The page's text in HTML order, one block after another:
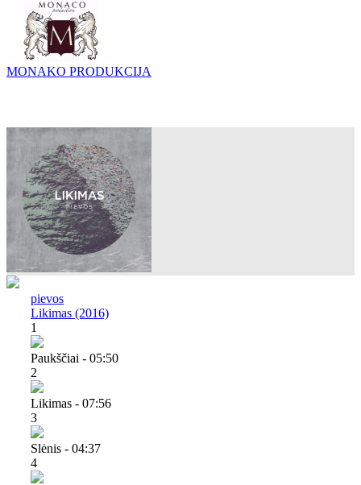
MONAKO PRODUKCIJA
pievos
Likimas (2016)
1
Paukščiai - 05:50
2
Likimas - 07:56
3
Slėnis - 04:37
4